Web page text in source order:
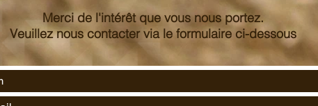
Merci de l'intérêt que vous nous portez.
Veuillez nous contacter via le formulaire ci-dessous